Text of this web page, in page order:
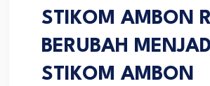
STIKOM AMBON
BERUBAH
STIKOM AMBON